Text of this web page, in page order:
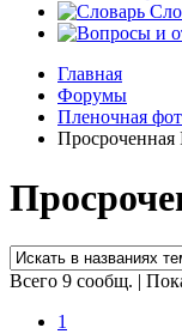
Главная
Форумы
Пленочная
Просроченная
Всего 9 сообщ. |
1